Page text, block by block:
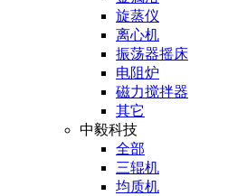
旋蒸仪
离心机
振荡器摇床
电阻炉
磁力搅拌器
其它
中毅科技
全部
三辊机
均质机